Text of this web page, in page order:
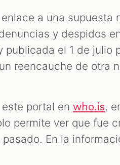
a una supuesta
y despidos
publicada el 1 de julio
reencauche de otra
portal en who.is,
permite ver que fue
En la